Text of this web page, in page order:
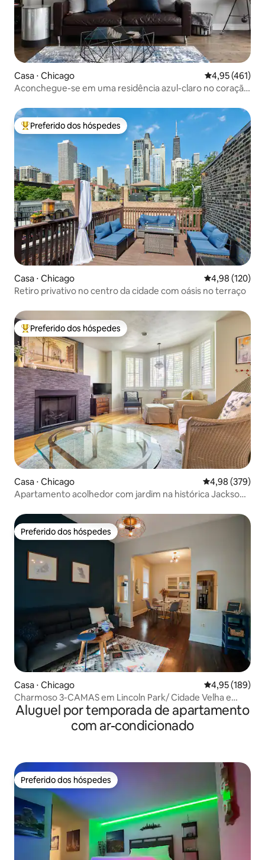
Casa ⋅ Chicago 4,95 de uma
4,95 (461)
Aconchegue-se em uma residência azul-claro no coração
Entre os melhores preferidos dos hóspedes
Preferido dos hóspedes
Casa ⋅ Chicago 4,98 de uma
4,98 (120)
Retiro privativo no centro da cidade com oásis no terraço
Entre os melhores preferidos dos hóspedes
Preferido dos hóspedes
Casa ⋅ Chicago 4,98 de uma
4,98 (379)
Apartamento acolhedor com jardim na histórica Jackson
Preferido dos hóspedes
Preferido dos hóspedes
Casa ⋅ Chicago 4,95 de uma
4,95 (189)
Charmoso 3-CAMAS em Lincoln Park/ Cidade Velha e
Estacionamento
Aluguel por temporada de apartamento
com ar-condicionado
Preferido dos hóspedes
Preferido dos hóspedes